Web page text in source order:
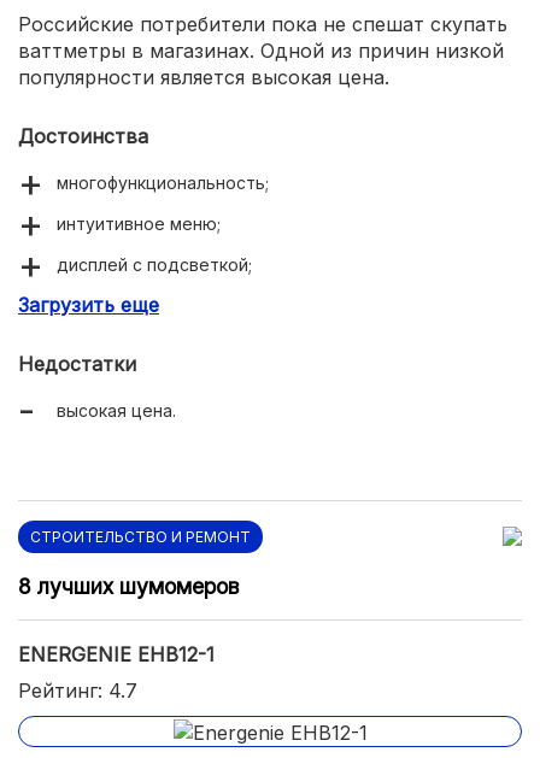
Российские потребители пока не спешат скупать
ваттметры в магазинах. Одной из причин низкой
популярности является высокая цена.
Достоинства
многофункциональность;
интуитивное меню;
дисплей с подсветкой;
определяет содержание углекислого газа.
Загрузить еще
Недостатки
высокая цена.
СТРОИТЕЛЬСТВО И РЕМОНТ
8 лучших шумомеров
ENERGENIE EHB12-1
Рейтинг: 4.7